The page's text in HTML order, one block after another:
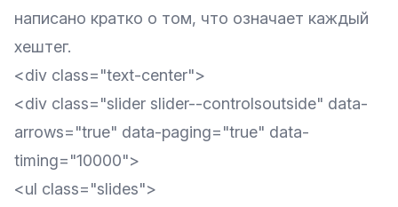
написано кратко о том, что означает каждый
хештег.
<div class="text-center">
<div class="slider slider--controlsoutside" data-
arrows="true" data-paging="true" data-
timing="10000">
<ul class="slides">